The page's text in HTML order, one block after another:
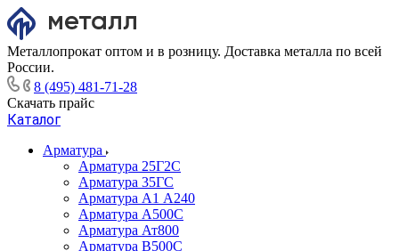
Металлопрокат оптом и в розницу. Доставка металла по всей
России.
8 (495) 481-71-28
Скачать прайс
Каталог
Арматура
Арматура 25Г2С
Арматура 35ГС
Арматура А1 А240
Арматура А500С
Арматура Ат800
Арматура В500С